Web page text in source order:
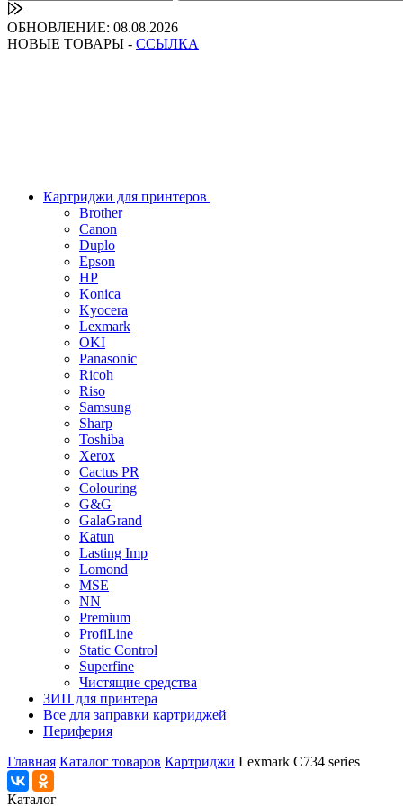
ОБНОВЛЕНИЕ: 08.08.2026
НОВЫЕ ТОВАРЫ - ССЫЛКА
Картриджи для принтеров
Brother
Canon
Duplo
Epson
HP
Konica
Kyocera
Lexmark
OKI
Panasonic
Ricoh
Riso
Samsung
Sharp
Toshiba
Xerox
Cactus PR
Colouring
G&G
GalaGrand
Katun
Lasting Imp
Lomond
MSE
NN
Premium
ProfiLine
Static Control
Superfine
Чистящие средства
ЗИП для принтера
Все для заправки картриджей
Периферия
Главная Каталог товаров Картриджи Lexmark C734 series
Каталог